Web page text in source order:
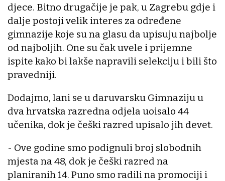
djece. Bitno drugačije je pak, u Zagrebu gdje i
dalje postoji velik interes za određene
gimnazije koje su na glasu da upisuju najbolje
od najboljih. One su čak uvele i prijemne
ispite kako bi lakše napravili selekciju i bili što
pravedniji.
Dodajmo, lani se u daruvarsku Gimnaziju u
dva hrvatska razredna odjela uoisalo 44
učenika, dok je češki razred upisalo jih devet.
- Ove godine smo podignuli broj slobodnih
mjesta na 48, dok je češki razred na
planiranih 14. Puno smo radili na promociji i